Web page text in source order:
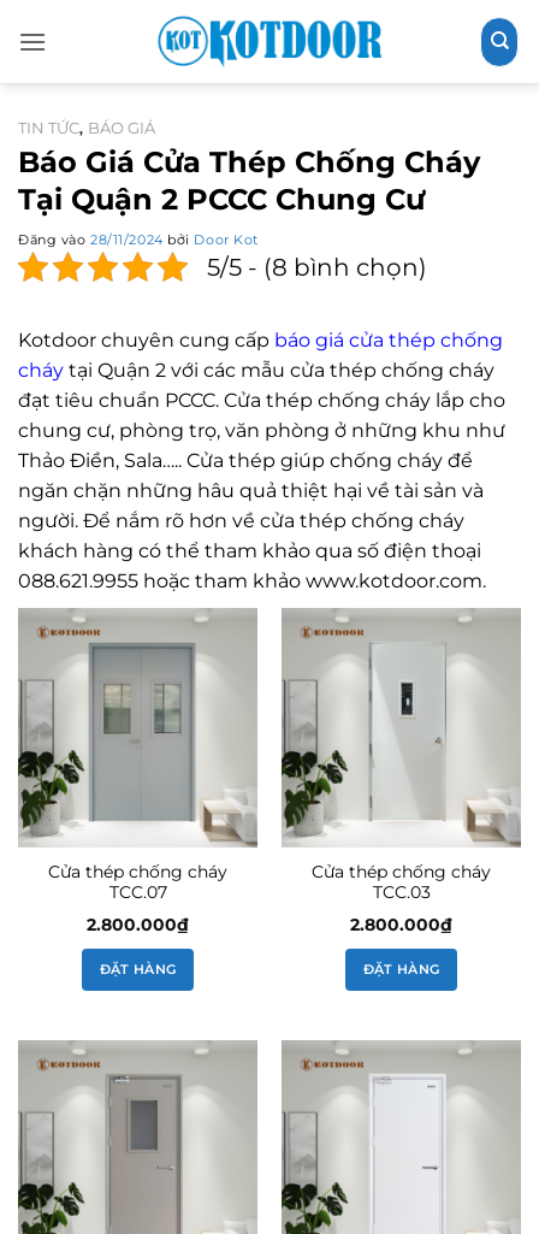
qua
TIN TỨC, BÁO GIÁ
Báo Giá Cửa Thép Chống Cháy
Tại Quận 2 PCCC Chung Cư
Đăng vào28/11/2024 bởi Door Kot
5/5 - (8 bình chọn)
Kotdoor chuyên cung cấp báo giá cửa thép chống
cháy tại Quận 2 với các mẫu cửa thép chống cháy
đạt tiêu chuẩn PCCC. Cửa thép chống cháy lắp cho
chung cư, phòng trọ, văn phòng ở những khu như
Thảo Điền, Sala….. Cửa thép giúp chống cháy để
ngăn chặn những hâu quả thiệt hại về tài sản và
người. Để nắm rõ hơn về cửa thép chống cháy
khách hàng có thể tham khảo qua số điện thoại
088.621.9955 hoặc tham khảo www.kotdoor.com.
Cửa thép chống cháy
TCC.07
2.800.000₫
ĐẶT HÀNG
Cửa thép chống cháy
TCC.03
2.800.000₫
ĐẶT HÀNG